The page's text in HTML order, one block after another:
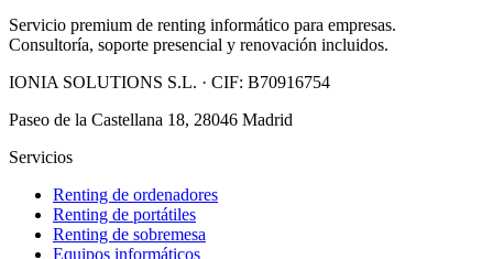
Servicio premium de renting informático para empresas.
Consultoría, soporte presencial y renovación incluidos.
IONIA SOLUTIONS S.L. · CIF: B70916754
Paseo de la Castellana 18, 28046 Madrid
Servicios
Renting de ordenadores
Renting de portátiles
Renting de sobremesa
Equipos informáticos